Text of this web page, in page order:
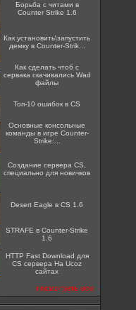
Борьба с читами в
Counter Strike 1.6
Как установить\запустить
демку в Counter-Strik...
Как сделать чтоб с
сервака скачивались Wad
файлы
Топ-10 ошибок в CS
Основные консольные
команды в игре Counter-
Strike:...
Создание сервера CS,
специально для новичков
Desert Eagle в CS 1.6
STRAFE в Counter-Strike
1.6
HTTP Fast Download для
CS сервера На Ucoz
сайтах
посмотреть все